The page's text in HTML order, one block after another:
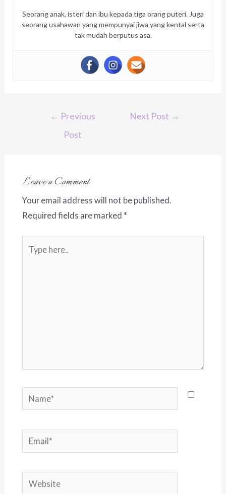
Seorang anak, isteri dan ibu kepada tiga orang puteri. Juga
seorang usahawan yang mempunyai jiwa yang kental serta
tak mudah berputus asa.
← Previous
Post
Next Post →
Leave a Comment
Your email address will not be published.
Required fields are marked *
here..
Name*
Email*
Website